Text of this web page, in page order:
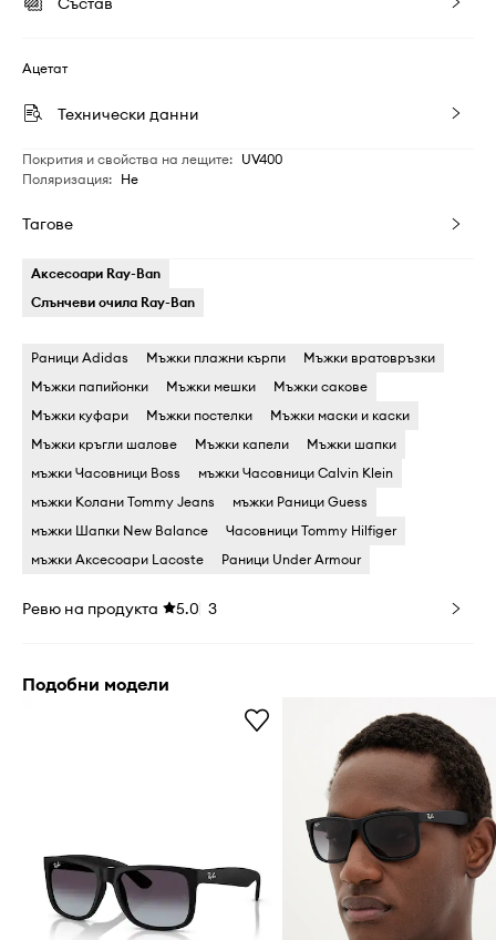
Ацетат
Технически данни
Покрития и свойства на лещите: UV400
Поляризация: Не
Тагове
Аксесоари Ray-Ban
Слънчеви очила Ray-Ban
Раници Adidas Мъжки плажни кърпи
Мъжки вратовръзки
Мъжки папийонки
Мъжки мешки
Мъжки сакове
Мъжки куфари
Мъжки постелки
Мъжки маски и каски
Мъжки кръгли шалове
Мъжки капели
Мъжки шапки
мъжки Часовници Boss
мъжки Часовници Calvin Klein
мъжки Колани Tommy Jeans
мъжки Раници Guess
мъжки Шапки New Balance
Часовници Tommy Hilfiger
мъжки Аксесоари Lacoste
Раници Under Armour
Ревю на продукта 5.0 3
Подобни модели